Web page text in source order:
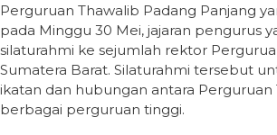
Perguruan Thawalib Padang Panjang
pada Minggu 30 Mei, jajaran pengurus
silaturahmi ke sejumlah rektor
Sumatera Barat. Silaturahmi tersebut
ikatan dan hubungan antara Perguruan
berbagai perguruan tinggi.